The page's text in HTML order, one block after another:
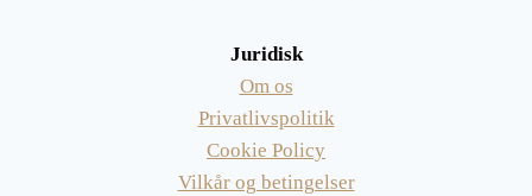
Juridisk
Om os
Privatlivspolitik
Cookie Policy
Vilkår og betingelser